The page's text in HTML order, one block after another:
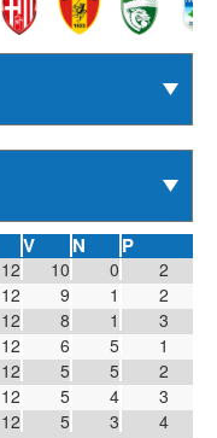
V N P
12 10 0
2
12 9 1
2
12 8 1
3
12 6 5
1
12 5 5
2
12 5 4
3
12 5 3
4